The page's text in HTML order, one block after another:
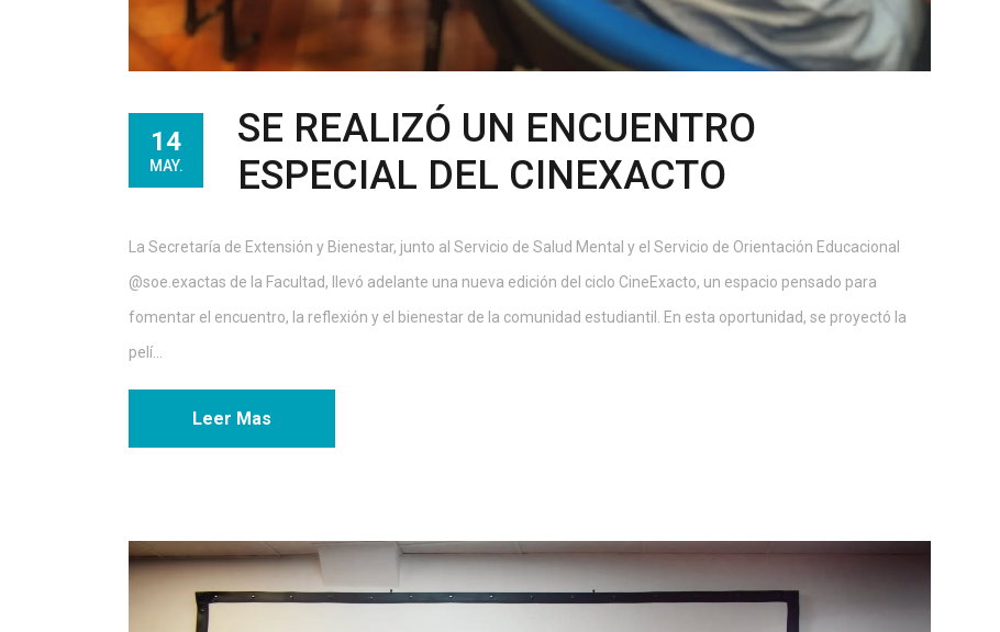
14
MAY.
SE REALIZÓ UN ENCUENTRO
ESPECIAL DEL CINEXACTO
La Secretaría de Extensión y Bienestar, junto al Servicio de Salud Mental y el Servicio de Orientación Educacional
@soe.exactas de la Facultad, llevó adelante una nueva edición del ciclo CineExacto, un espacio pensado para
fomentar el encuentro, la reflexión y el bienestar de la comunidad estudiantil. En esta oportunidad, se proyectó la
pelí...
Leer Mas